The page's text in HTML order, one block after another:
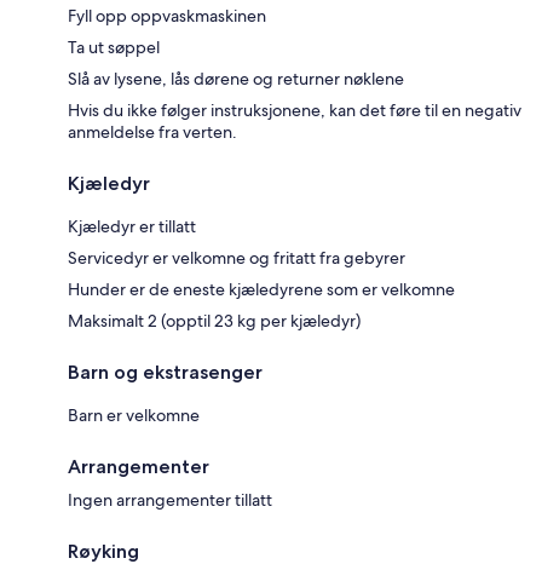
Fyll opp oppvaskmaskinen
Ta ut søppel
Slå av lysene, lås dørene og returner nøklene
Hvis du ikke følger instruksjonene, kan det føre til en negativ
anmeldelse fra verten.
Kjæledyr
Kjæledyr er tillatt
Servicedyr er velkomne og fritatt fra gebyrer
Hunder er de eneste kjæledyrene som er velkomne
Maksimalt 2 (opptil 23 kg per kjæledyr)
Barn og ekstrasenger
Barn er velkomne
Arrangementer
Ingen arrangementer tillatt
Røyking